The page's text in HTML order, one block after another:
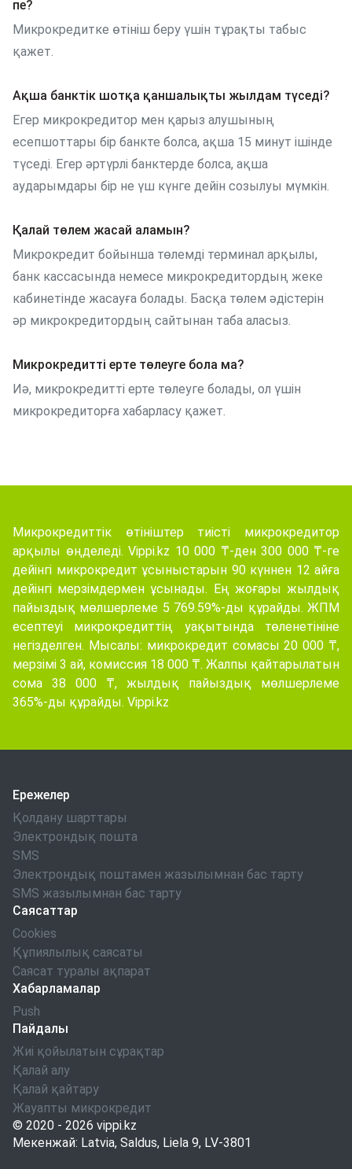
пе?
Микрокредитке өтініш беру үшін тұрақты табыс
қажет.
Ақша банктік шотқа қаншалықты жылдам түседі?
Егер микрокредитор мен қарыз алушының
есепшоттары бір банкте болса, ақша 15 минут ішінде
түседі. Егер әртүрлі банктерде болса, ақша
аударымдары бір не үш күнге дейін созылуы мүмкін.
Қалай төлем жасай аламын?
Микрокредит бойынша төлемді терминал арқылы,
банк кассасында немесе микрокредитордың жеке
кабинетінде жасауға болады. Басқа төлем әдістерін
әр микрокредитордың сайтынан таба аласыз.
Микрокредитті ерте төлеуге бола ма?
Иә, микрокредитті ерте төлеуге болады, ол үшін
микрокредиторға хабарласу қажет.
Микрокредиттік өтініштер тиісті микрокредитор
арқылы өңделеді. Vippi.kz 10 000 ₸-ден 300 000 ₸-ге
дейінгі микрокредит ұсыныстарын 90 күннен 12 айға
дейінгі мерзімдермен ұсынады. Ең жоғары жылдық
пайыздық мөлшерлеме 5 769.59%-ды құрайды. ЖПМ
есептеуі микрокредиттің уақытында төленетініне
негізделген. Мысалы: микрокредит сомасы 20 000 ₸,
мерзімі 3 ай, комиссия 18 000 ₸. Жалпы қайтарылатын
сома 38 000 ₸, жылдық пайыздық мөлшерлеме
365%-ды құрайды. Vippi.kz
Ережелер
Қолдану шарттары
Электрондық пошта
SMS
Электрондық поштамен жазылымнан бас тарту
SMS жазылымнан бас тарту
Саясаттар
Cookies
Құпиялылық саясаты
Саясат туралы ақпарат
Хабарламалар
Push
Пайдалы
Жиі қойылатын сұрақтар
Қалай алу
Қалай қайтару
Жауапты микрокредит
© 2020 - 2026 vippi.kz
Мекенжай: Latvia, Saldus, Liela 9, LV-3801